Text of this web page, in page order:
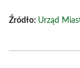
Źródło: Urząd